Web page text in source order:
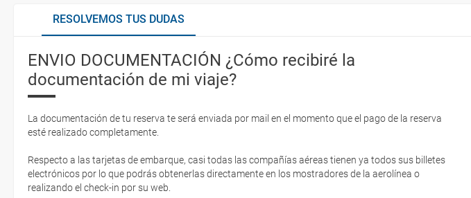
RESOLVEMOS TUS DUDAS
ENVIO DOCUMENTACIÓN ¿Cómo recibiré la
documentación de mi viaje?
La documentación de tu reserva te será enviada por mail en el momento que el pago de la reserva
esté realizado completamente.
Respecto a las tarjetas de embarque, casi todas las compañías aéreas tienen ya todos sus billetes
electrónicos por lo que podrás obtenerlas directamente en los mostradores de la aerolínea o
realizando el check-in por su web.